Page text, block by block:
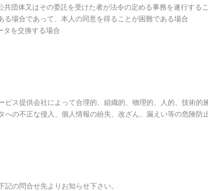
団体又はその委託を受けた者が法令の定める事務を遂行する
場合であって、本人の同意を得ることが困難である場合
タを交換する場合
ス提供会社によって合理的、組織的、物理的、人的、技術的
の不正な侵入、個人情報の紛失、改ざん、漏えい等の危険防
の問合せ先よりお知らせ下さい。